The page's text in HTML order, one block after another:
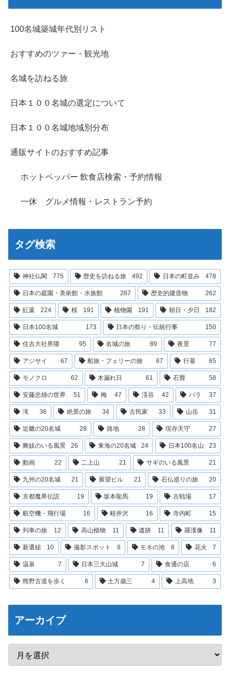
100名城築城年代別リスト
おすすめのツァー・観光地
名城を訪ねる旅
日本１００名城の選定について
日本１００名城地域別分布
通販サイトのおすすめ記事
ホットペッパー 飲食店検索・予約情報
一休 グルメ情報・レストラン予約
タグ検索
神社仏閣 775 歴史を訪ねる旅 492 日本の町並み 478
日本の庭園・美術館・水族館 287 歴史的建造物 262
紅葉 224 桜 191 植物園 191 朝日・夕日 182
日本100名城 173 日本の祭り・伝統行事 150
住吉大社界隈 95 名城の旅 89 夜景 77
アジサイ 67 船旅・フェリーの旅 67 行基 65
モノクロ 62 木漏れ日 61 石畳 58
安藤忠雄の世界 51 梅 47 渓谷 42 バラ 37
滝 36 絶景の旅 34 古民家 33 山岳 31
近畿の20名城 28 路地 28 現存天守 27
舞妓のいる風景 26 東海の20名城 24 日本100名山 23
動画 22 二上山 21 サギのいる風景 21
九州の20名城 21 展望ビル 21 石仏巡りの旅 20
京都魔界伝説 19 坂本龍馬 19 古戦場 17
航空機・飛行場 16 軽井沢 16 寺内町 15
列車の旅 12 高山植物 11 遺跡 11 羅漢像 11
新選組 10 撮影スポット 8 モネの池 8 花火 7
温泉 7 日本三大山城 7 食通の店 6
熊野古道を歩く 6 土方歳三 4 上高地 3
アーカイブ